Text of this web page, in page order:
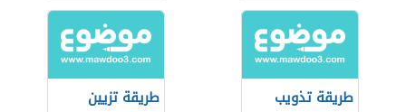
طريقة تذويب
طريقة تزيين